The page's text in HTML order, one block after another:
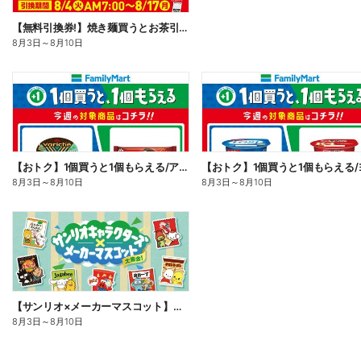
【無料引換券!】焼き麺買うとお茶引換券貰える!
8月3日 ～8月10日
【おトク】1個買うと1個もらえる/アイス
8月3日 ～8月10日 8月3日 ～8月10日
【サンリオ×メーカーマスコット】オリジナルグッズ貰える!
8月3日 ～8月10日